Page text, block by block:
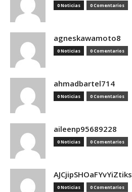
0 Noticias 0 Comentarios
agneskawamoto8
0 Noticias 0 Comentarios
ahmadbartel714
0 Noticias 0 Comentarios
aileenp95689228
0 Noticias 0 Comentarios
AJCjipSHOaFYvYiZtiks
0 Noticias 0 Comentarios